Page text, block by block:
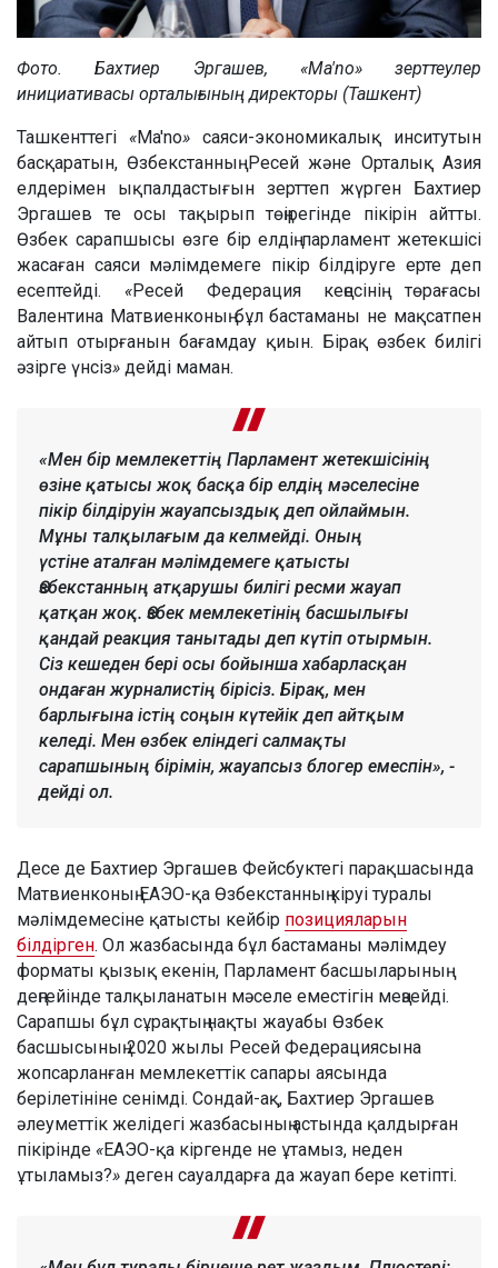
Фото. Бахтиер Эргашев, «Ma'no» зерттеулер
инициативасы орталығының директоры (Ташкент)
Ташкенттегі «Ma'no» саяси-экономикалық инситутын
басқаратын, Өзбекстанның Ресей және Орталық Азия
елдерімен ықпалдастығын зерттеп жүрген Бахтиер
Эргашев те осы тақырып төңірегінде пікірін айтты.
Өзбек сарапшысы өзге бір елдің парламент жетекшісі
жасаған саяси мәлімдемеге пікір білдіруге ерте деп
есептейді. «Ресей Федерация кеңесінің төрағасы
Валентина Матвиенконың бұл бастаманы не мақсатпен
айтып отырғанын бағамдау қиын. Бірақ өзбек билігі
әзірге үнсіз» дейді маман.
«Мен бір мемлекеттің Парламент жетекшісінің
өзіне қатысы жоқ басқа бір елдің мәселесіне
пікір білдіруін жауапсыздық деп ойлаймын.
Мұны талқылағым да келмейді. Оның
үстіне аталған мәлімдемеге қатысты
Өзбекстанның атқарушы билігі ресми жауап
қатқан жоқ. Өзбек мемлекетінің басшылығы
қандай реакция танытады деп күтіп отырмын.
Сіз кешеден бері осы бойынша хабарласқан
ондаған журналистің бірісіз. Бірақ, мен
барлығына істің соңын күтейік деп айтқым
келеді. Мен өзбек еліндегі салмақты
сарапшының бірімін, жауапсыз блогер емеспін», -
дейді ол.
Десе де Бахтиер Эргашев Фейсбуктегі парақшасында
Матвиенконың ЕАЭО-қа Өзбекстанның кіруі туралы
мәлімдемесіне қатысты кейбір позицияларын
білдірген. Ол жазбасында бұл бастаманы мәлімдеу
форматы қызық екенін, Парламент басшыларының
деңгейінде талқыланатын мәселе еместігін меңзейді.
Сарапшы бұл сұрақтың нақты жауабы Өзбек
басшысының 2020 жылы Ресей Федерациясына
жопсарланған мемлекеттік сапары аясында
берілетініне сенімді. Сондай-ақ, Бахтиер Эргашев
әлеуметтік желідегі жазбасының астында қалдырған
пікірінде «ЕАЭО-қа кіргенде не ұтамыз, неден
ұтыламыз?» деген сауалдарға да жауап бере кетіпті.